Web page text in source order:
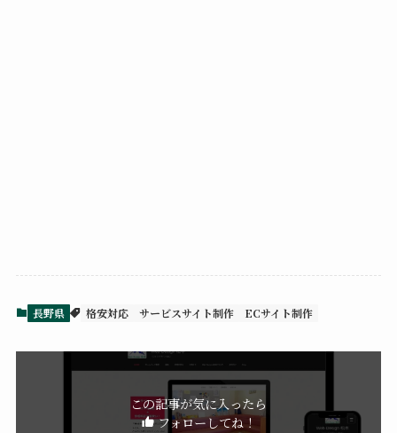
長野県 格安対応 サービスサイト制作 ECサイト制作
この記事が気に入ったら
フォローしてね！